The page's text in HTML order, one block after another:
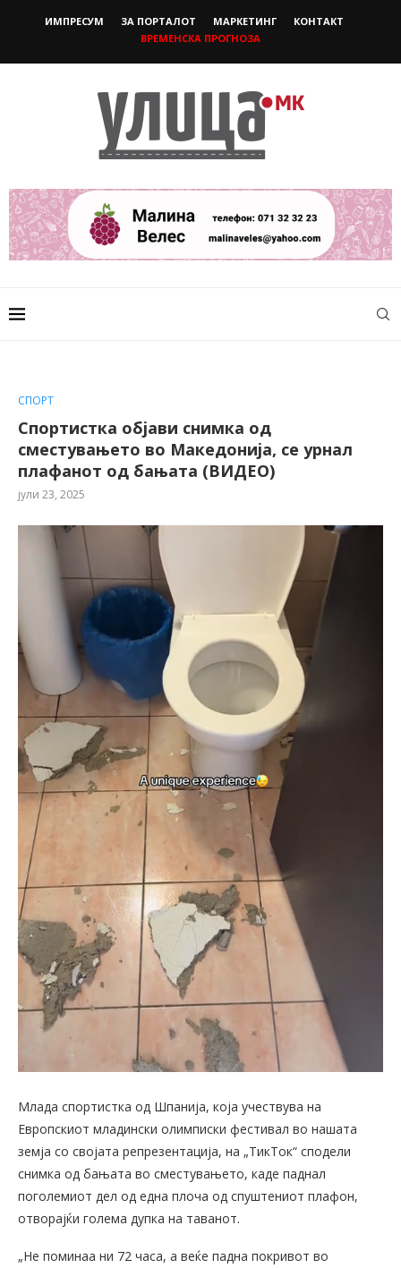
ИМПРЕСУМ ЗА ПОРТАЛОТ МАРКЕТИНГ
КОНТАКТ
ВРЕМЕНСКА ПРОГНОЗА
СПОРТ
Спортистка објави снимка од
сместувањето во Македонија, се урнал
плафанот од бањата (ВИДЕО)
јули 23, 2025
Млада спортистка од Шпанија, која учествува на
Европскиот младински олимписки фестивал во нашата
земја со својата репрезентација, на „ТикТок“ сподели
снимка од бањата во сместувањето, каде паднал
поголемиот дел од една плоча од спуштениот плафон,
отворајќи голема дупка на таванот.
„Не поминаа ни 72 часа, а веќе падна покривот во